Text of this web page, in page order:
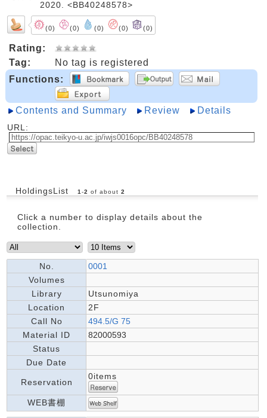
2020. <BB40248578>
(0) (0) (0) (0) (0)
Rating:
Tag:
No tag is registered
Functions:
Contents and Summary Review Details
URL:
HoldingsList 1 -2 of about 2
Click a number to display details about the
collection.
No.
0001
Volumes
Library
Utsunomiya
Location
2F
Call No
494.5/G 75
Material ID
82000593
Status
Due Date
Reservation
0items
WEB書棚